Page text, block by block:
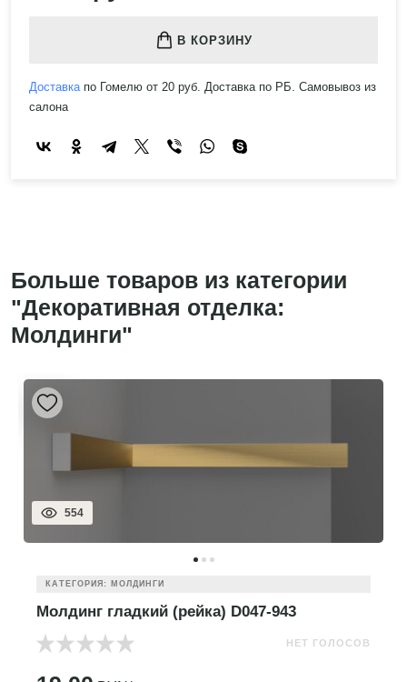
В КОРЗИНУ
Доставкапо Гомелю от 20 руб. Доставка по РБ. Самовывоз из
салона
Больше товаров из категории
"Декоративная отделка:
Молдинги"
554
КАТЕГОРИЯ: МОЛДИНГИ
Молдинг гладкий (рейка) D047-943
НЕТ ГОЛОСОВ